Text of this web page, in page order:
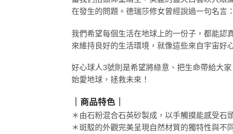
在發生的問題。德瑞莎修女曾經說過一句名言
我們希望每個生活在地球上的一份子，都能認
來維持良好的生活環境，就像這些來自宇宙好
好心球人3號則是希望將綠意、把生命帶給大
始愛地球，拯救未來！
｜商品特色｜
＊由石粉混合石英砂製成，以手觸摸能感受石
＊斑駁的外觀完美呈現自然材質的獨特性與不